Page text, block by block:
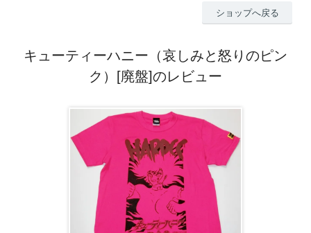
ショップへ戻る
キューティーハニー（哀しみと怒りのピン
ク）[廃盤]のレビュー